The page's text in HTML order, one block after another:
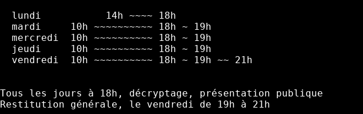
  lundi           14h ~~~~ 18h
  mardi     10h ~~~~~~~~~~ 18h ~ 19h
  mercredi  10h ~~~~~~~~~~ 18h ~ 19h
  jeudi     10h ~~~~~~~~~~ 18h ~ 19h
  vendredi  10h ~~~~~~~~~~ 18h ~ 19h ~~ 21h
Tous les jours à 18h, décryptage, présentation publique
Restitution générale, le vendredi de 19h à 21h